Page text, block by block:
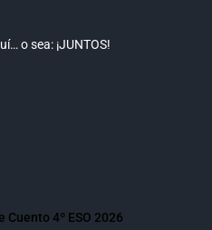
o sea: ¡JUNTOS!
Cuento 4º ESO 2026